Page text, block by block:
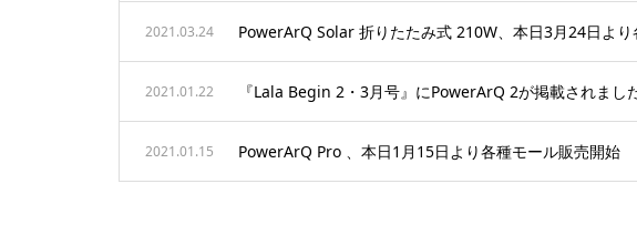
2021.03.24 PowerArQ Solar 折りたたみ式 210W、本日3月24日よ
2021.01.22 『Lala Begin 2・3月号』にPowerArQ 2が掲載されまし
2021.01.15 PowerArQ Pro 、本日1月15日より各種モール販売開始